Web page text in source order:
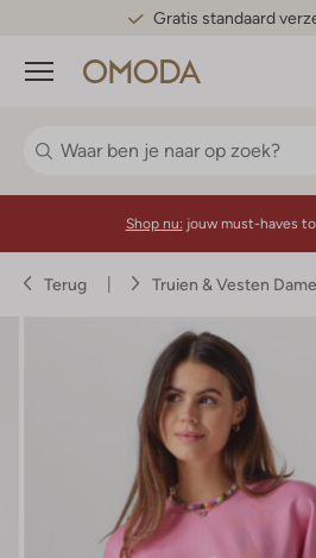
Gratis standaard
Menu
Shop nu: jouw must-haves
Terug Truien & Vesten